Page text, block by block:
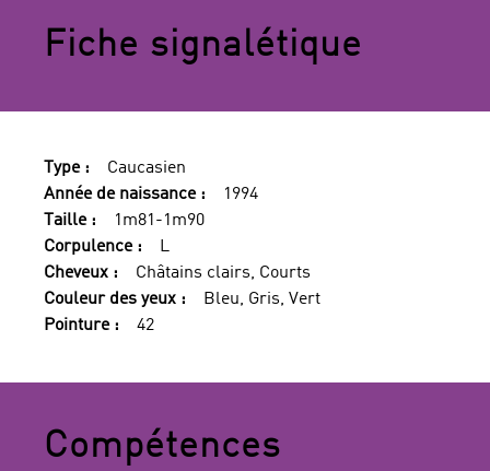
Fiche signalétique
Type :
Caucasien
Année de naissance :
1994
Taille :
1m81-1m90
Corpulence :
L
Cheveux :
Châtains clairs, Courts
Couleur des yeux :
Bleu, Gris, Vert
Pointure :
42
Compétences